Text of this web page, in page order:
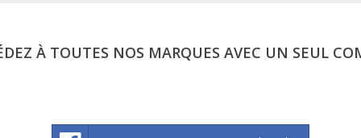
À TOUTES NOS MARQUES AVEC UN SEUL